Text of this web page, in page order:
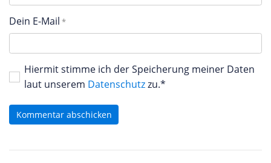
Dein E-Mail
Hiermit stimme ich der Speicherung meiner Daten
laut unserem Datenschutzzu.*
Kommentar abschicken